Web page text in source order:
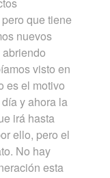
que tiene
nuevos
visto en
es el motivo
y ahora la
irá hasta
ello, pero el
No hay
esta